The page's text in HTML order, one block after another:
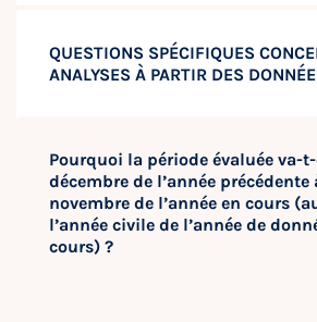
QUESTIONS SPÉCIFIQUES
ANALYSES À PARTIR DES
Pourquoi la période évaluée va-
décembre de l’année précédente
novembre de l’année en cours
l’année civile de l’année de
cours) ?